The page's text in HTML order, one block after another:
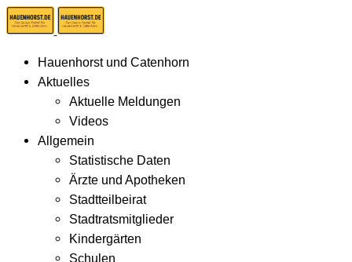
Hauenhorst und Catenhorn
Aktuelles
Aktuelle Meldungen
Videos
Allgemein
Statistische Daten
Ärzte und Apotheken
Stadtteilbeirat
Stadtratsmitglieder
Kindergärten
Schulen